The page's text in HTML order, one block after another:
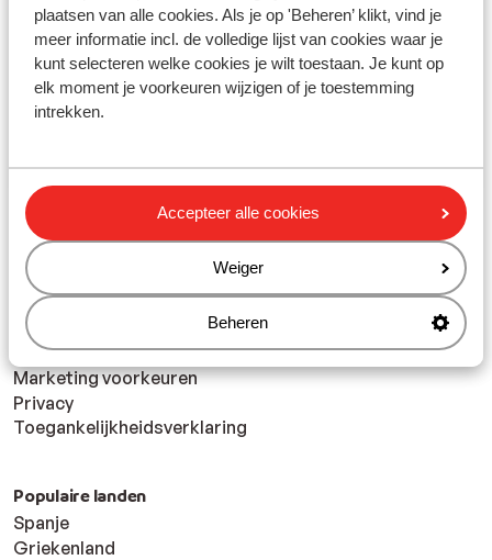
plaatsen van alle cookies. Als je op 'Beheren’ klikt, vind je
meer informatie incl. de volledige lijst van cookies waar je
kunt selecteren welke cookies je wilt toestaan. Je kunt op
elk moment je voorkeuren wijzigen of je toestemming
intrekken.
Accepteer alle cookies
Weiger
Beheren
Vakanties Egypte
Privacy & cookies
Cookies
Disclaimer
Marketing voorkeuren
Privacy
Toegankelijkheidsverklaring
Populaire landen
Spanje
Griekenland